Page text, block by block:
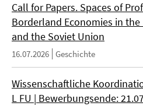
Call for Papers. Spaces of
Borderland Economies in the
and the Soviet Union
16.07.2026 Geschichte
Wissenschaftliche
L FU | Bewerbungsende: